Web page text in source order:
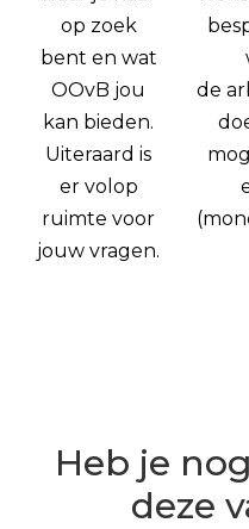
op zoek
bent en wat
OOvB jou
kan bieden.
Uiteraard is
er volop
ruimte voor
jouw vragen.
de
Heb je
deze